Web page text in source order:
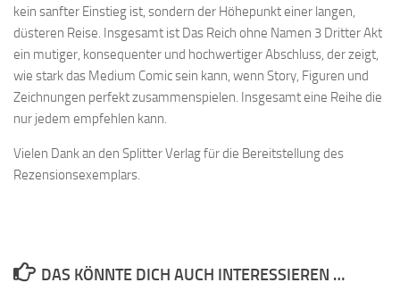
kein sanfter Einstieg ist, sondern der Höhepunkt einer langen,
düsteren Reise. Insgesamt ist Das Reich ohne Namen 3 Dritter Akt
ein mutiger, konsequenter und hochwertiger Abschluss, der zeigt,
wie stark das Medium Comic sein kann, wenn Story, Figuren und
Zeichnungen perfekt zusammenspielen. Insgesamt eine Reihe die
nur jedem empfehlen kann.
Vielen Dank an den Splitter Verlag für die Bereitstellung des
Rezensionsexemplars.
DAS KÖNNTE DICH AUCH INTERESSIEREN …